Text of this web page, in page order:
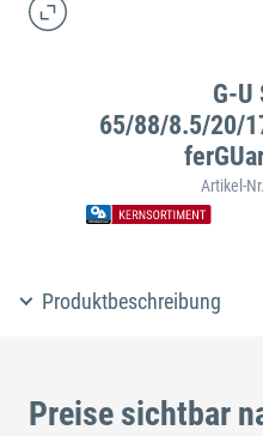
G-U
65/88/8.5/20/
Artikel-
Produktbeschreibung
Preise sichtbar